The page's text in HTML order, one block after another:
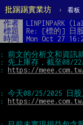
批踢踢實業坊 › 看板
作者 LINPINPARK
標題
Re: [標的] 日
時間
Mon Oct 27
: https://
: https://meee.com.tw/